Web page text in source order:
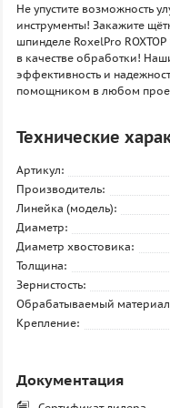
Не упустите возможность
инструменты! Закажите
шпинделе RoxelPro
в качестве обработки!
эффективность и
помощником в любом
Технические
Артикул:
Производитель:
Линейка (модель):
Диаметр:
Диаметр хвостовика:
Толщина:
Зернистость:
Обрабатываемый
Крепление:
Документация